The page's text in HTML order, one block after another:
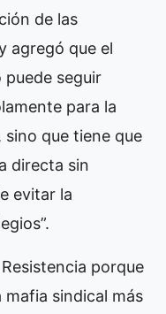
de las
agregó que el
puede seguir
para la
que tiene que
directa sin
evitar la
porque
sindical más